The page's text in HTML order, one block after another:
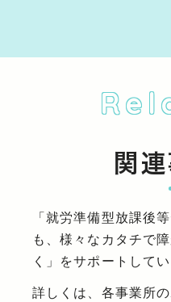
関
「就労準備型放課後
も、様々なカタチで
く」をサポートしてい
詳しくは、各事業所